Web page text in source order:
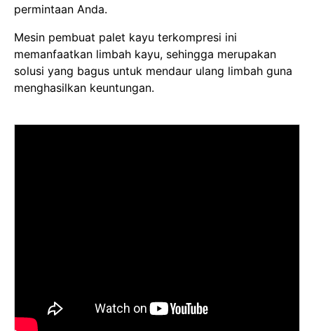
permintaan Anda.
Mesin pembuat palet kayu terkompresi ini
memanfaatkan limbah kayu, sehingga merupakan
solusi yang bagus untuk mendaur ulang limbah guna
menghasilkan keuntungan.